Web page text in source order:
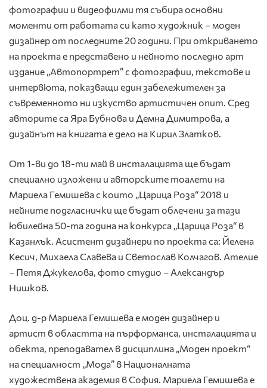
фотографии и видеофилми тя събира основни
моменти от работата си като художник – моден
дизайнер от последните 20 години. При откриването
на проекта е представено и нейното последно арт
издание „Автопортрет” с фотографии, текстове и
интервюта, показващи един забележителен за
съвременното ни изкуство артистичен опит. Сред
авторите са Яра Бубнова и Демна Димитрова, а
дизайнът на книгата е дело на Кирил Златков.
От 1-ви до 18-ти май в инсталацията ще бъдат
специално изложени и авторските тоалети на
Мариела Гемишева с които „Царица Роза“ 2018 и
нейните подгласнички ще бъдат облечени за тази
юбилейна 50-та година на конкурса „Царица Роза“ в
Казанлък. Асистент дизайнери по проекта са: Йелена
Кесич, Михаела Славева и Светослав Колчагов. Ателие
– Петя Джукелова, фото студио – Александър
Нишков.
Доц. д-р Мариела Гемишева е моден дизайнер и
артист в областта на пърформанса, инсталацията и
обекта, преподавател в дисциплина „Моден проект“
на специалност „Мода” в Националната
художествена академия в София. Мариела Гемишева е